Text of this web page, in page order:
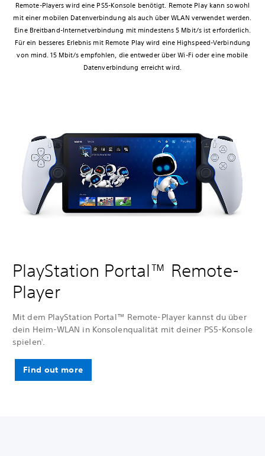
Remote-Players wird eine PS5-Konsole benötigt. Remote Play kann sowohl
mit einer mobilen Datenverbindung als auch über WLAN verwendet werden.
Eine Breitband-Internetverbindung mit mindestens 5 Mbit/s ist erforderlich.
Für ein besseres Erlebnis mit Remote Play wird eine Highspeed-Verbindung
von mind. 15 Mbit/s empfohlen, die entweder über Wi-Fi oder eine mobile
Datenverbindung erreicht wird.
PlayStation Portal™ Remote-
Player
Mit dem PlayStation Portal™ Remote-Player kannst du über
dein Heim-WLAN in Konsolenqualität mit deiner PS5-Konsole
spielen.
Find out more